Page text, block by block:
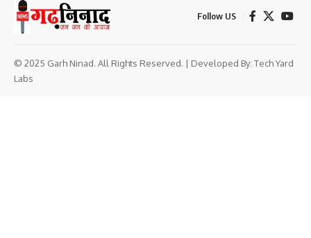
Follow US
© 2025 Garh Ninad. All Rights Reserved. | Developed By: Tech Yard
Labs